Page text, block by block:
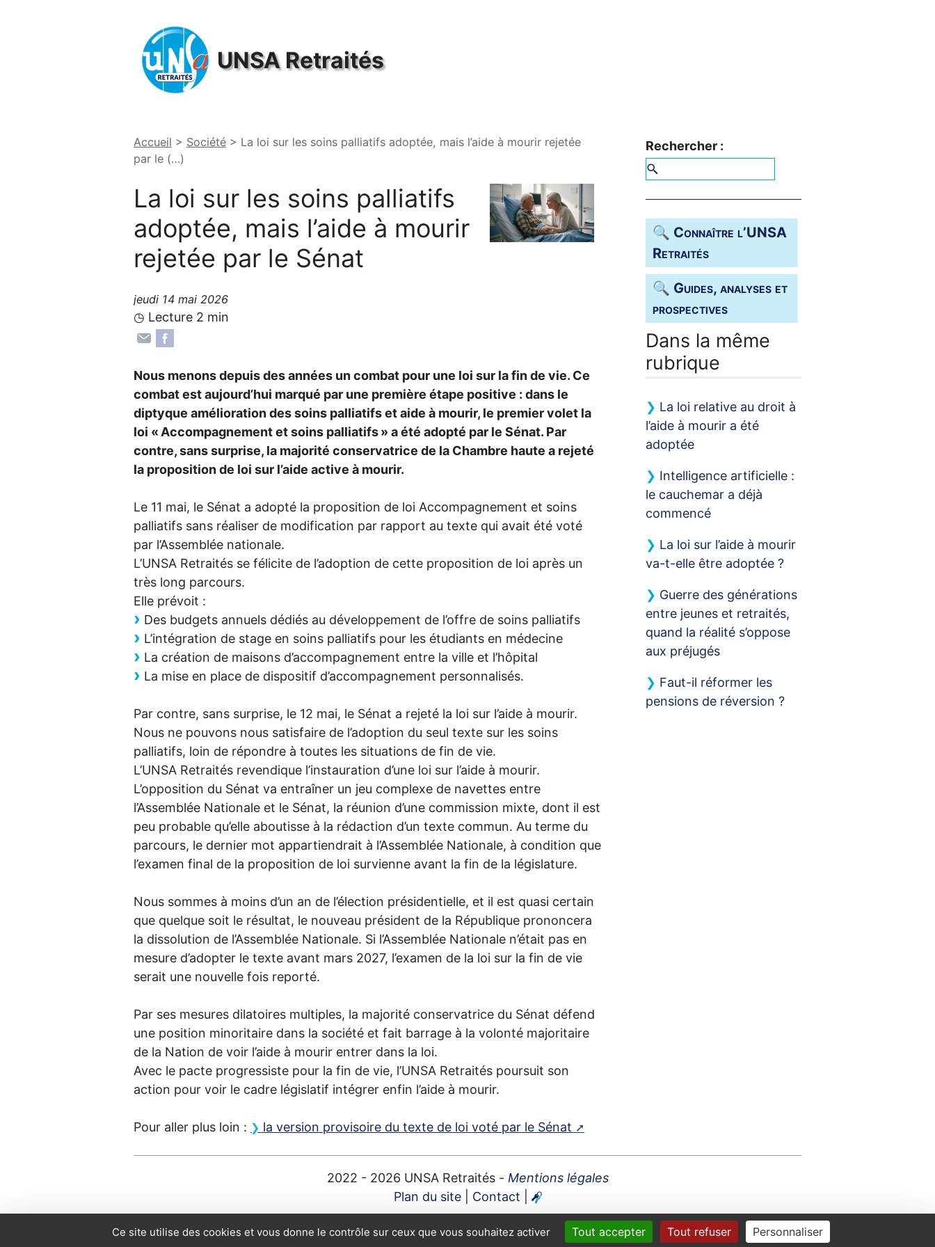
Ce site utilise des cookies et vous donne le contrôle sur ceux que vous souhaitez activer Tout accepter Tout refuser Personnaliser
UNSARetraités
Accueil > Société > La loi sur les soins palliatifs adoptée, mais l’aide à mourir rejetée
par le (…)
La loi sur les soins palliatifs
adoptée, mais l’aide à mourir
rejetée par le Sénat
jeudi 14 mai 2026
◷ Lecture 2 min
Nous menons depuis des années un combat pour une loi sur la fin de vie. Ce
combat est aujourd’hui marqué par une première étape positive : dans le
diptyque amélioration des soins palliatifs et aide à mourir, le premier volet la
loi « Accompagnement et soins palliatifs» a été adopté par le Sénat. Par
contre, sans surprise, la majorité conservatrice de la Chambre haute a rejeté
la proposition de loi sur l’aide active à mourir.
Le 11 mai, le Sénat a adopté la proposition de loi Accompagnement et soins
palliatifs sans réaliser de modification par rapport au texte qui avait été voté
par l’Assemblée nationale.
L’UNSA Retraités se félicite de l’adoption de cette proposition de loi après un
très long parcours.
Elle prévoit :
Des budgets annuels dédiés au développement de l’offre de soins palliatifs
L’intégration de stage en soins palliatifs pour les étudiants en médecine
La création de maisons d’accompagnement entre la ville et l’hôpital
La mise en place de dispositif d’accompagnement personnalisés.
Par contre, sans surprise, le 12 mai, le Sénat a rejeté la loi sur l’aide à mourir.
Nous ne pouvons nous satisfaire de l’adoption du seul texte sur les soins
palliatifs, loin de répondre à toutes les situations de fin de vie.
L’UNSA Retraités revendique l’instauration d’une loi sur l’aide à mourir.
L’opposition du Sénat va entraîner un jeu complexe de navettes entre
l’Assemblée Nationale et le Sénat, la réunion d’une commission mixte, dont il est
peu probable qu’elle aboutisse à la rédaction d’un texte commun. Au terme du
parcours, le dernier mot appartiendrait à l’Assemblée Nationale, à condition que
l’examen final de la proposition de loi survienne avant la fin de la législature.
Nous sommes à moins d’un an de l’élection présidentielle, et il est quasi certain
que quelque soit le résultat, le nouveau président de la République prononcera
la dissolution de l’Assemblée Nationale. Si l’Assemblée Nationale n’était pas en
mesure d’adopter le texte avant mars 2027, l’examen de la loi sur la fin de vie
serait une nouvelle fois reporté.
Par ses mesures dilatoires multiples, la majorité conservatrice du Sénat défend
une position minoritaire dans la société et fait barrage à la volonté majoritaire
de la Nation de voir l’aide à mourir entrer dans la loi.
Avec le pacte progressiste pour la fin de vie, l’UNSA Retraités poursuit son
action pour voir le cadre législatif intégrer enfin l’aide à mourir.
Pour aller plus loin : la version provisoire du texte de loi voté par le Sénat
Rechercher :
🔍 Connaître l’UNSA
Retraités
🔍 Guides, analyses et
prospectives
Dans la même
rubrique
La loi relative au droit à
l’aide à mourir a été
adoptée
Intelligence artificielle :
le cauchemar a déjà
commencé
La loi sur l’aide à mourir
va-t-elle être adoptée ?
Guerre des générations
entre jeunes et retraités,
quand la réalité s’oppose
aux préjugés
Faut-il réformer les
pensions de réversion ?
2022 - 2026 UNSARetraités - Mentions légales
Plan du site| Contact